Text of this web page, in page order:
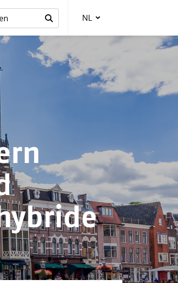
NL
Taalkeuze